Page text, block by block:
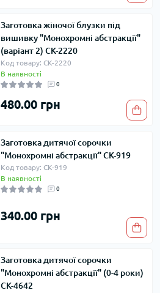
Заготовка жіночої блузки під
вишивку "Монохромні абстракції"
(варіант 2) СК-2220
Код товару: СК-2220
В наявності
0
480.00 грн
Заготовка дитячої сорочки
"Монохромні абстракції" СК-919
Код товару: СК-919
В наявності
0
340.00 грн
Заготовка дитячої сорочки
"Монохромні абстракції" (0-4 роки)
СК-4642